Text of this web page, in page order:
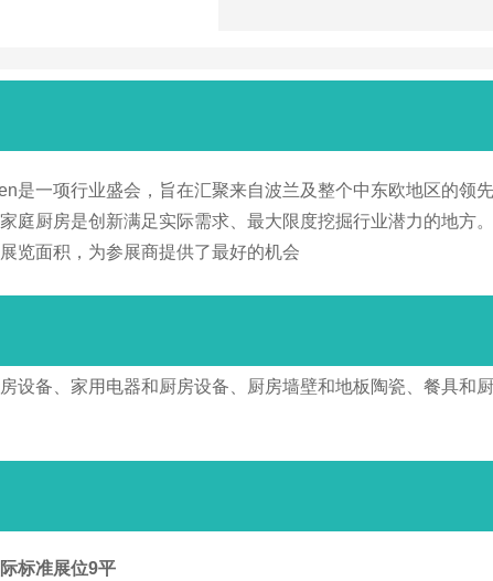
是一项行业盛会，旨在汇聚来自波兰及整个中东欧地区的领
庭厨房是创新满足实际需求、最大限度挖掘行业潜力的地方
览面积，为参展商提供了最好的机会
设备、家用电器和厨房设备、厨房墙壁和地板陶瓷、餐具
标准展位9平